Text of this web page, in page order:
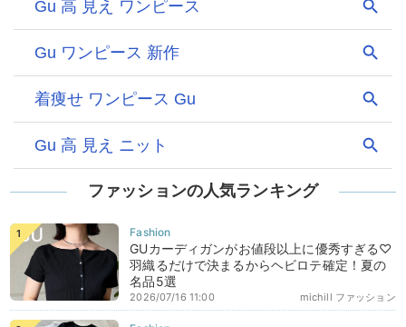
ファッションの人気ランキング
GUカーディガンがお値段以上に優秀すぎる♡
羽織るだけで決まるからヘビロテ確定！夏の
名品5選
michill ファッション
2026/07/16 11:00